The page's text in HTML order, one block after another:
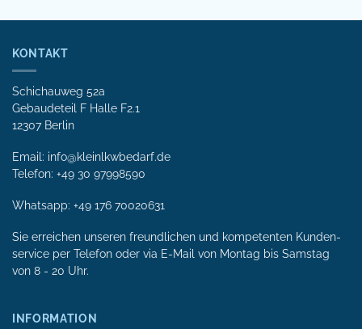
KONTAKT
Schichauweg 52a
Gebaudeteil F Halle F2.1
12307 Berlin
Email: info@kleinlkwbedarf.de
Telefon: +49 30 97998590
Whatsapp: +49 176 70020631
Sie erreichen unseren freundlichen und kompetenten Kunden­
service per Tele­fon oder via E-Mail von Mon­tag bis Samstag
von 8 - 20 Uhr.
INFORMATION